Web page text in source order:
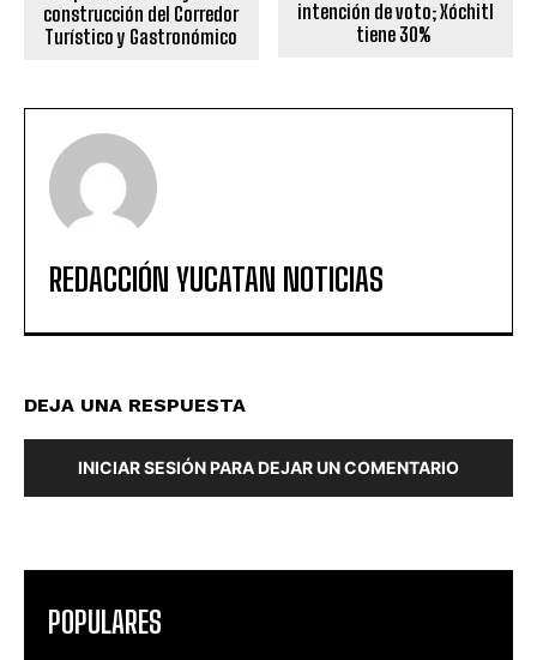
construcción del Corredor
Turístico y Gastronómico
intención de voto; Xóchitl
tiene 30%
REDACCIÓN YUCATAN NOTICIAS
DEJA UNA RESPUESTA
INICIAR SESIÓN PARA DEJAR UN COMENTARIO
POPULARES